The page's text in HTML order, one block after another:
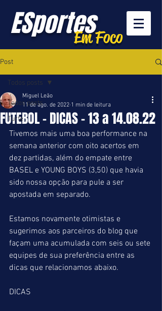
ESportesEm Foco
Post
Todos posts
Turfe
Todos posts
FUTEBOL - DICAS - 13 a 14.08.22
Miguel Leão
11 de ago. de 2022 1 min de leitura
Tivemos mais uma boa performance na
semana anterior com oito acertos em
dez partidas, além do empate entre
BASEL e YOUNG BOYS (3,50) que havia
sido nossa opção para pule a ser
apostada em separado.
Estamos novamente otimistas e
sugerimos aos parceiros do blog que
façam uma acumulada com seis ou sete
equipes de sua preferência entre as
dicas que relacionamos abaixo.
DICAS